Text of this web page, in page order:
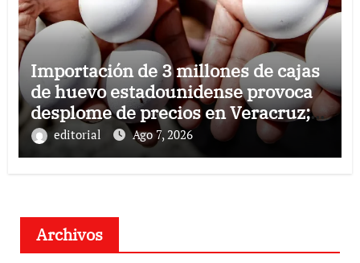
Importación de 3 millones de cajas
de huevo estadounidense provoca
desplome de precios en Veracruz;
llaman a consumir local
editorial Ago 7, 2026
Archivos